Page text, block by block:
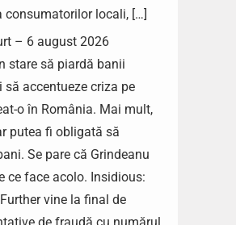
consumatorilor locali, […]
– 6 august 2026
stare să piardă banii
să accentueze criza pe
o în România. Mai mult,
putea fi obligată să
Se pare că Grindeanu
ce face acolo. Insidious:
vine la final de